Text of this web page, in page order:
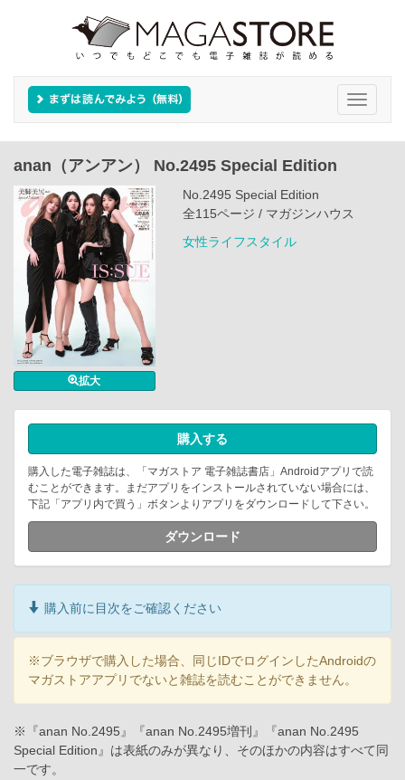
Toggle
anan（アンアン） No.2495 Special Edition
拡大
No.2495 Special Edition
全115ページ / マガジンハウス
女性ライフスタイル
購入する
購入した電子雑誌は、「マガストア 電子雑誌書店」Androidアプリで読
むことができます。まだアプリをインストールされていない場合には、
下記「アプリ内で買う」ボタンよりアプリをダウンロードして下さい。
ダウンロード
購入前に目次をご確認ください
※ブラウザで購入した場合、同じIDでログインしたAndroidの
マガストアアプリでないと雑誌を読むことができません。
※『anan No.2495』『anan No.2495増刊』『anan No.2495
Special Edition』は表紙のみが異なり、そのほかの内容はすべて同
一です。